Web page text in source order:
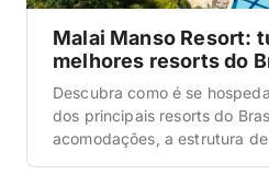
Malai Manso Resort:
melhores resorts do
Descubra como é se
dos principais resorts do
acomodações, a estrutura